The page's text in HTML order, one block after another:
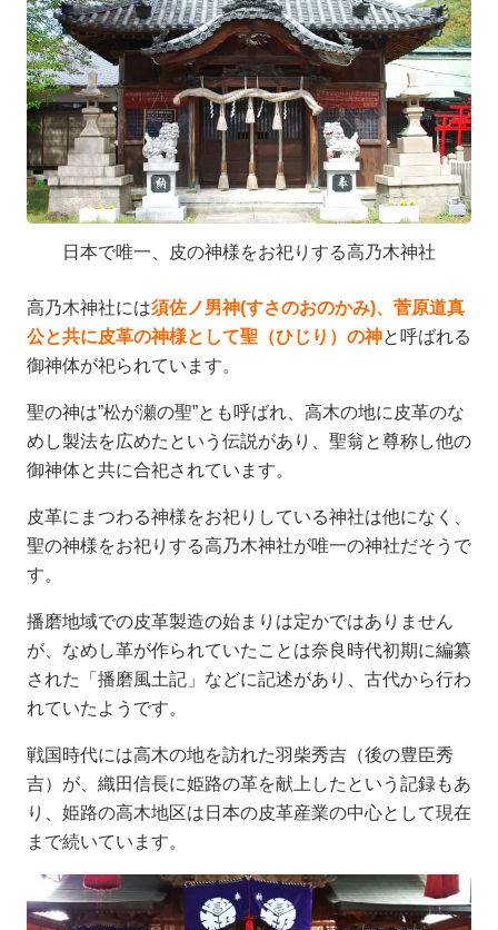
日本で唯一、皮の神様をお祀りする高乃木神社
高乃木神社には須佐ノ男神(すさのおのかみ)、菅原道真
公と共に皮革の神様として聖（ひじり）の神と呼ばれる
御神体が祀られています。
聖の神は”松が瀬の聖”とも呼ばれ、高木の地に皮革のな
めし製法を広めたという伝説があり、聖翁と尊称し他の
御神体と共に合祀されています。
皮革にまつわる神様をお祀りしている神社は他になく、
聖の神様をお祀りする高乃木神社が唯一の神社だそうで
す。
播磨地域での皮革製造の始まりは定かではありません
が、なめし革が作られていたことは奈良時代初期に編纂
された「播磨風土記」などに記述があり、古代から行わ
れていたようです。
戦国時代には高木の地を訪れた羽柴秀吉（後の豊臣秀
吉）が、織田信長に姫路の革を献上したという記録もあ
り、姫路の高木地区は日本の皮革産業の中心として現在
まで続いています。